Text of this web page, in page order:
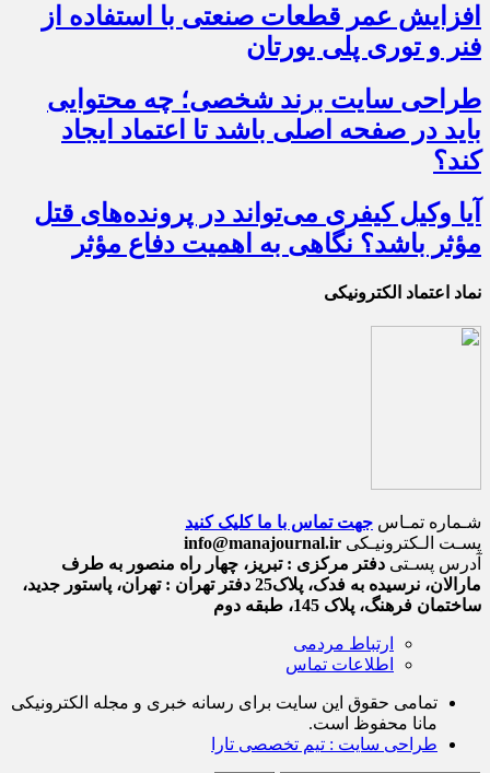
افزایش عمر قطعات صنعتی با استفاده از
فنر و توری پلی یورتان
طراحی سایت برند شخصی؛ چه محتوایی
باید در صفحه اصلی باشد تا اعتماد ایجاد
کند؟
آیا وکیل کیفری می‌تواند در پرونده‌های قتل
مؤثر باشد؟ نگاهی به اهمیت دفاع مؤثر
نماد اعتماد الکترونیکی
شـماره تمـاس جهت تماس با ما کلیک کنید
پسـت الـکترونیـکی info@manajournal.ir
آدرس پسـتی دفتر مرکزی : تبریز، چهار راه منصور به طرف
مارالان، نرسیده به فدک، پلاک25 دفتر تهران : تهران، پاستور جدید،
ساختمان فرهنگ، پلاک 145، طبقه دوم
ارتباط مردمی
اطلاعات تماس
تمامی حقوق این سایت برای رسانه خبری و مجله الکترونیکی
مانا محفوظ است.
طراحی سایت : تیم تخصصی تارا